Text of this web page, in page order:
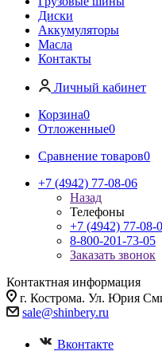
Диски
Аккумуляторы
Масла
Контакты
Личный кабинет
Корзина0
Отложенные0
Сравнение товаров0
+7 (4942) 77-08-06
Назад
Телефоны
+7 (4942) 77-08-
8-800-201-73-05
Заказать звонок
Контактная информация
г. Кострома. Ул. Юрия
sale@shinbery.ru
Вконтакте